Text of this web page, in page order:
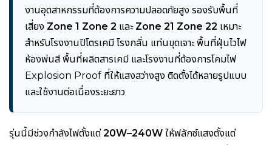
งานอุตสาหกรรมที่ต้องการความปลอดภัยสูง รองรับพื้นที่
เสี่ยง Zone 1 Zone 2 และ Zone 21 Zone 22 เหมาะ
สำหรับโรงงานปิโตรเคมี โรงกลั่น แท่นขุดเจาะ พื้นที่ฝุ่นไวไฟ
ห้องพ่นสี พื้นที่ผลิตสารเคมี และโรงงานที่ต้องการโคมไฟ
Explosion Proof ที่ให้แสงสว่างสูง ติดตั้งได้หลายรูปแบบ
และใช้งานต่อเนื่องระยะยาว
รุ่นนี้มีช่วงกำลังไฟตั้งแต่20W–240W ให้ฟลักซ์แสงตั้งแต่